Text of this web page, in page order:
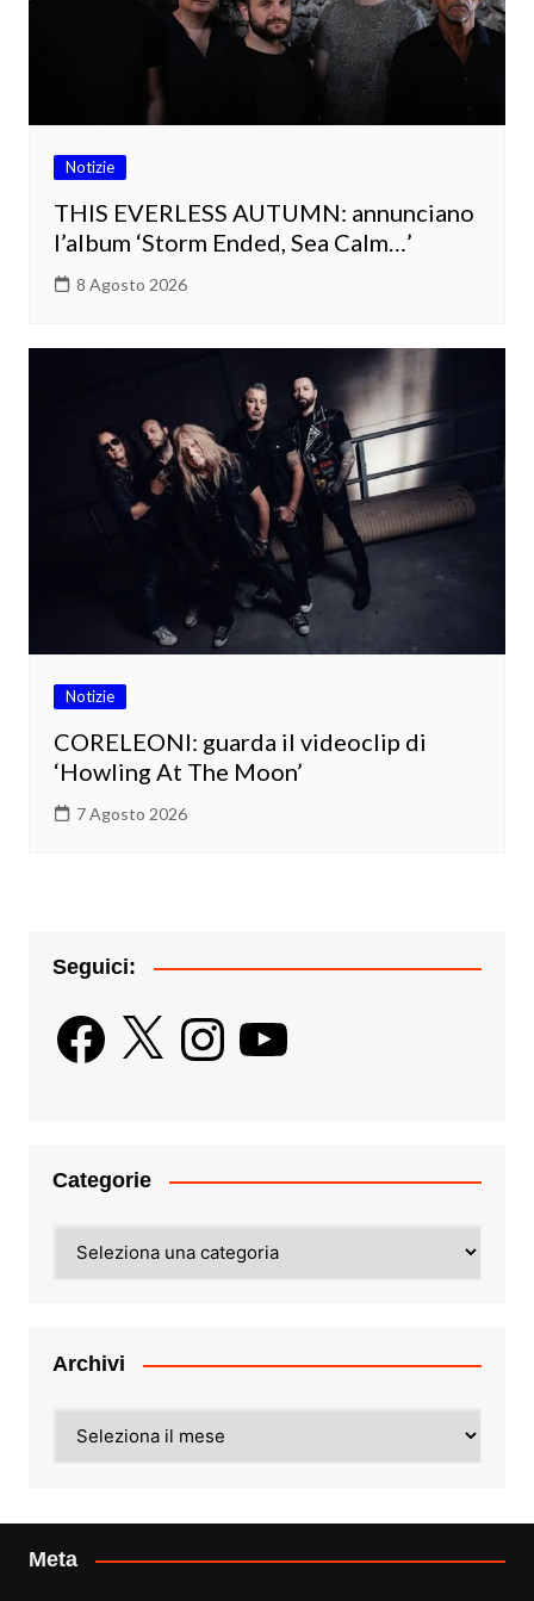
Notizie
THIS EVERLESS AUTUMN: annunciano
l’album ‘Storm Ended, Sea Calm…’
8 Agosto 2026
Notizie
CORELEONI: guarda il videoclip di
‘Howling At The Moon’
7 Agosto 2026
Seguici:
Facebook
X InstagramYouTube
Categorie
Archivi
Meta